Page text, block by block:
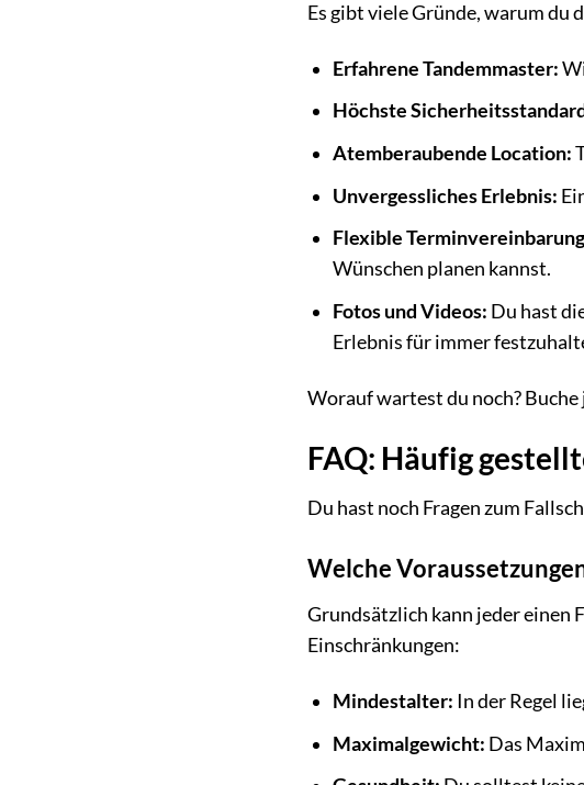
Es gibt viele Gründe, warum du
Erfahrene Tandemmaster:
Höchste
Atemberaubende Location:
Unvergessliches Erlebnis:
Flexible
Wünschen planen kannst.
Fotos und Videos: Du hast
Erlebnis für immer
Worauf wartest du noch?
FAQ: Häufig
Du hast noch Fragen zum
Welche
Grundsätzlich kann jeder einen
Einschränkungen:
Mindestalter: In der Regel
Maximalgewicht: Das